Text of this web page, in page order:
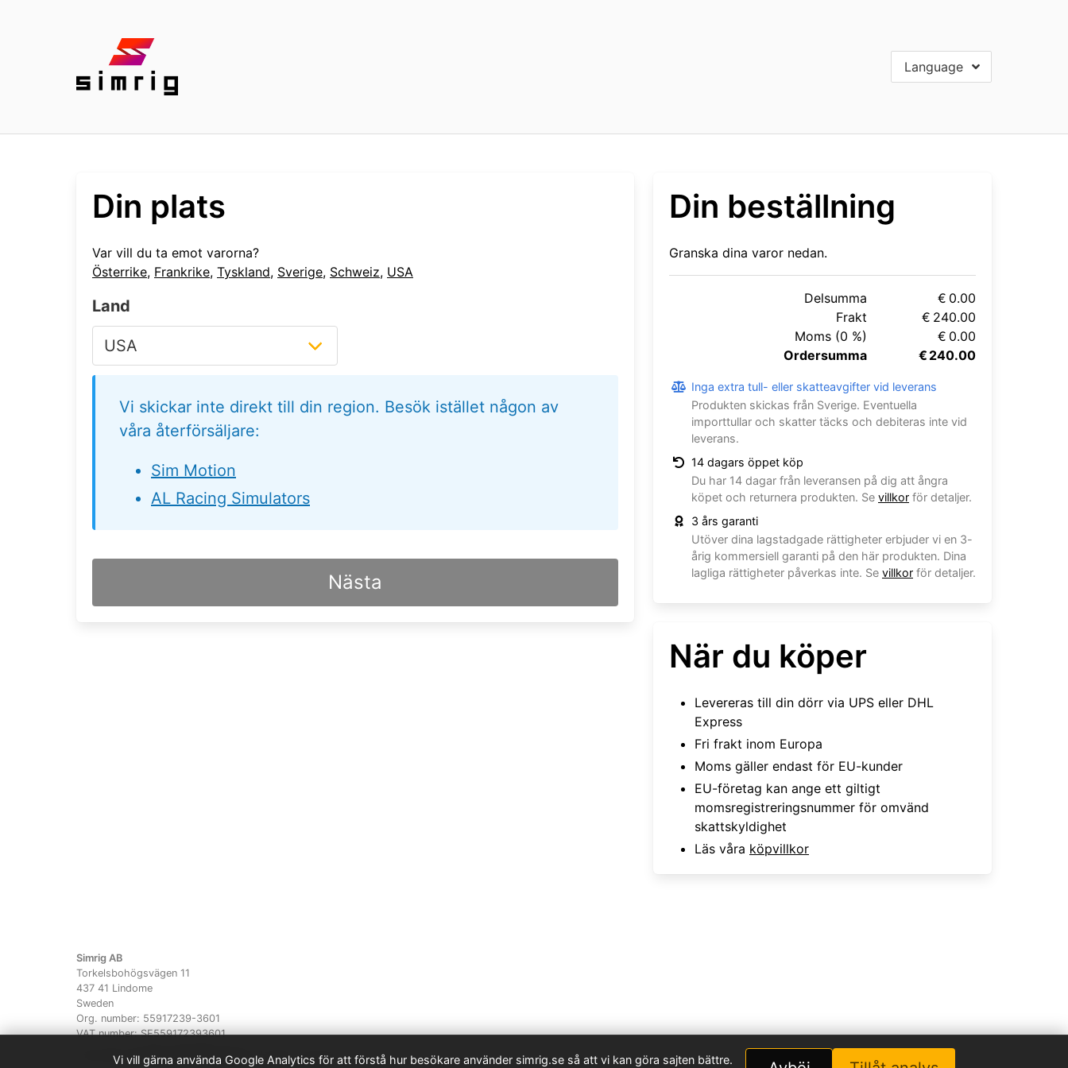
Language
Din plats
Var vill du ta emot varorna?
Österrike, Frankrike, Tyskland, Sverige, Schweiz, USA
Land
Vi skickar inte direkt till din region. Besök istället någon av
våra återförsäljare:
Sim Motion
AL Racing Simulators
Nästa
Din beställning
Granska dina varor nedan.
Delsumma
€ 0.00
Frakt
€ 240.00
Moms (0 %)
€ 0.00
Ordersumma
€ 240.00
Inga extra tull- eller skatteavgifter vid leverans
Produkten skickas från Sverige. Eventuella
importtullar och skatter täcks och debiteras inte vid
leverans.
14 dagars öppet köp
Du har 14 dagar från leveransen på dig att ångra
köpet och returnera produkten. Se villkor för detaljer.
3 års garanti
Utöver dina lagstadgade rättigheter erbjuder vi en 3-
årig kommersiell garanti på den här produkten. Dina
lagliga rättigheter påverkas inte. Se villkor för detaljer.
När du köper
Levereras till din dörr via UPS eller DHL
Express
Fri frakt inom Europa
Moms gäller endast för EU-kunder
EU-företag kan ange ett giltigt
momsregistreringsnummer för omvänd
skattskyldighet
Läs våra köpvillkor
Simrig AB
Torkelsbohögsvägen 11
437 41 Lindome
Sweden
Org. number: 55917239-3601
VAT number: SE559172393601
Copyright © Simrig AB 2018-2026 . All rights reserved.
Vi vill gärna använda Google Analytics för att förstå hur besökare använder simrig.se så att vi kan göra sajten bättre.